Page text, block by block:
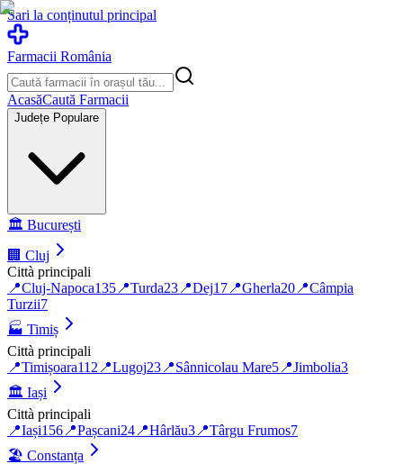
Sari la conținutul principal
Farmacii România
AcasăCaută Farmacii
Județe Populare
🏛️ București
🏢 Cluj
Città principali
📍Cluj-Napoca135 📍Turda23 📍Dej17 📍Gherla20 📍Câmpia
Turzii7
🏭 Timiș
Città principali
📍Timișoara112 📍Lugoj23 📍Sânnicolau Mare5 📍Jimbolia3
🏛️ Iași
Città principali
📍Iași156 📍Pașcani24 📍Hârlău3 📍Târgu Frumos7
🏖️ Constanța